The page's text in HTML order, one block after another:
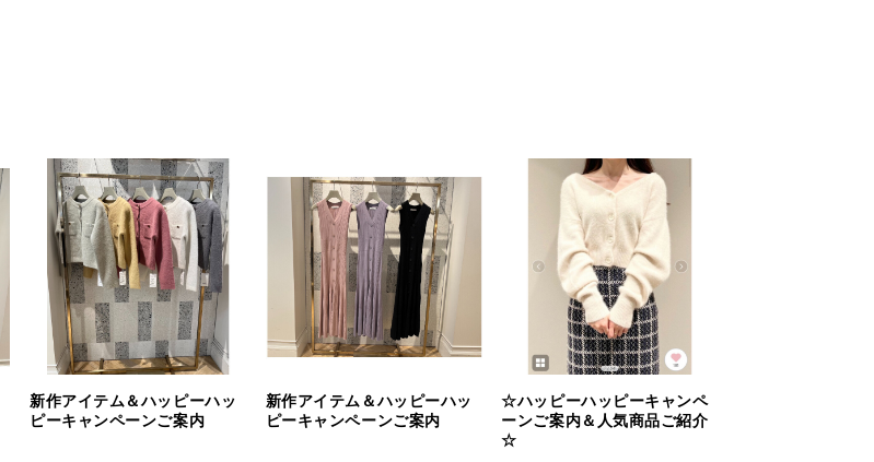
新作アイテム＆ハッピーハッ
ピーキャンペーンご案内
新作アイテム＆ハッピーハッ
ピーキャンペーンご案内
☆ハッピーハッピーキャンペ
ーンご案内＆人気商品ご紹介
☆